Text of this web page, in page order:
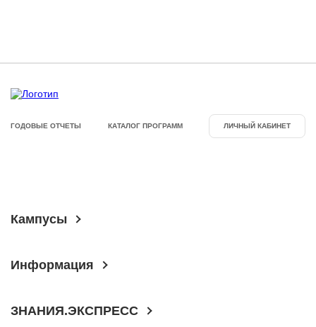
ГОДОВЫЕ ОТЧЕТЫ КАТАЛОГ ПРОГРАММ ЛИЧНЫЙ КАБИНЕТ
Кампусы
Информация
ЗНАНИЯ.ЭКСПРЕСС